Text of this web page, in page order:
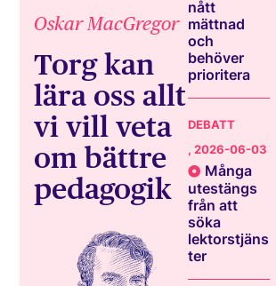
Oskar MacGregor
Torg kan
lära oss allt
vi vill veta
om bättre
pedagogik
nått
mättnad
och
behöver
prioritera
DEBATT
, 2026-06-03
Många
utestängs
från att
söka
lektorstjäns
ter